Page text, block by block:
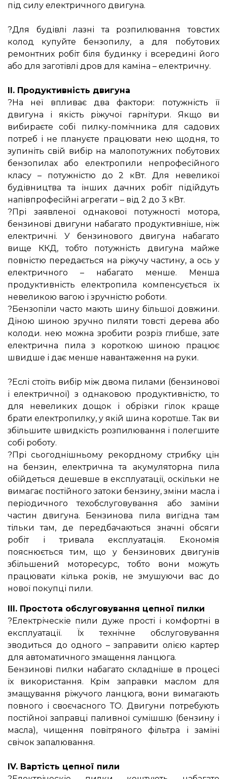
під силу електричного двигуна.
?Для будівлі лазні та розпилювання товстих
колод купуйте бензопилу, а для побутових
ремонтних робіт біля будинку і всередині його
або для заготівлі дров для каміна – електричну.
II. Продуктивність двигуна
?На неї впливає два фактори: потужність її
двигуна і якість ріжучої гарнітури. Якщо ви
вибираєте собі пилку-помічника для садових
потреб і не плануєте працювати нею щодня, то
зупиніть свій вибір на малопотужних побутових
бензопилах або електропили непрофесійного
класу – потужністю до 2 кВт. Для невеликої
будівництва та інших дачних робіт підійдуть
напівпрофесійні агрегати – від 2 до 3 кВт.
?Прі заявленої однакової потужності мотора,
бензинові двигуни набагато продуктивніше, ніж
електричні. У бензинового двигуна набагато
вище ККД, тобто потужність двигуна майже
повністю передається на ріжучу частину, а ось у
електричного – набагато менше. Менша
продуктивність електропила компенсується їх
невеликою вагою і зручністю роботи.
?Бензопіли часто мають шину більшої довжини.
Діною шиною зручно пиляти товсті дерева або
колоди. нею можна зробити розріз глибше, зате
електрична пила з короткою шиною працює
швидше і дає менше навантаження на руки.
?Еслі стоїть вибір між двома пилами (бензинової
і електричної) з однаковою продуктивністю, то
для невеликих дощок і обрізки гілок краще
брати електропилку, у якій шина коротше. Так ви
збільшите швидкість розпилювання і полегшите
собі роботу.
?Прі сьогоднішньому рекордному стрибку цін
на бензин, електрична та акумуляторна пила
обійдеться дешевше в експлуатації, оскільки не
вимагає постійного затоки бензину, зміни масла і
періодичного техобслуговування або заміни
частин двигуна. Бензинова пила вигідна там
тільки там, де передбачаються значні обсяги
робіт і тривала експлуатація. Економія
пояснюється тим, що у бензинових двигунів
збільшений моторесурс, тобто вони можуть
працювати кілька років, не змушуючи вас до
нової покупці пили.
III. Простота обслуговування цепної пилки
?Електріческіе пили дуже прості і комфортні в
експлуатації. Їх технічне обслуговування
зводиться до одного – заправити олією картер
для автоматичного змащення ланцюга.
Бензинові пилки набагато складніше в процесі
їх використання. Крім заправки маслом для
змащування ріжучого ланцюга, вони вимагають
повного і своєчасного ТО. Двигуни потребують
постійної заправці паливної сумішшю (бензину і
масла), чищення повітряного фільтра і заміні
свічок запалювання.
IV. Вартість цепної пили